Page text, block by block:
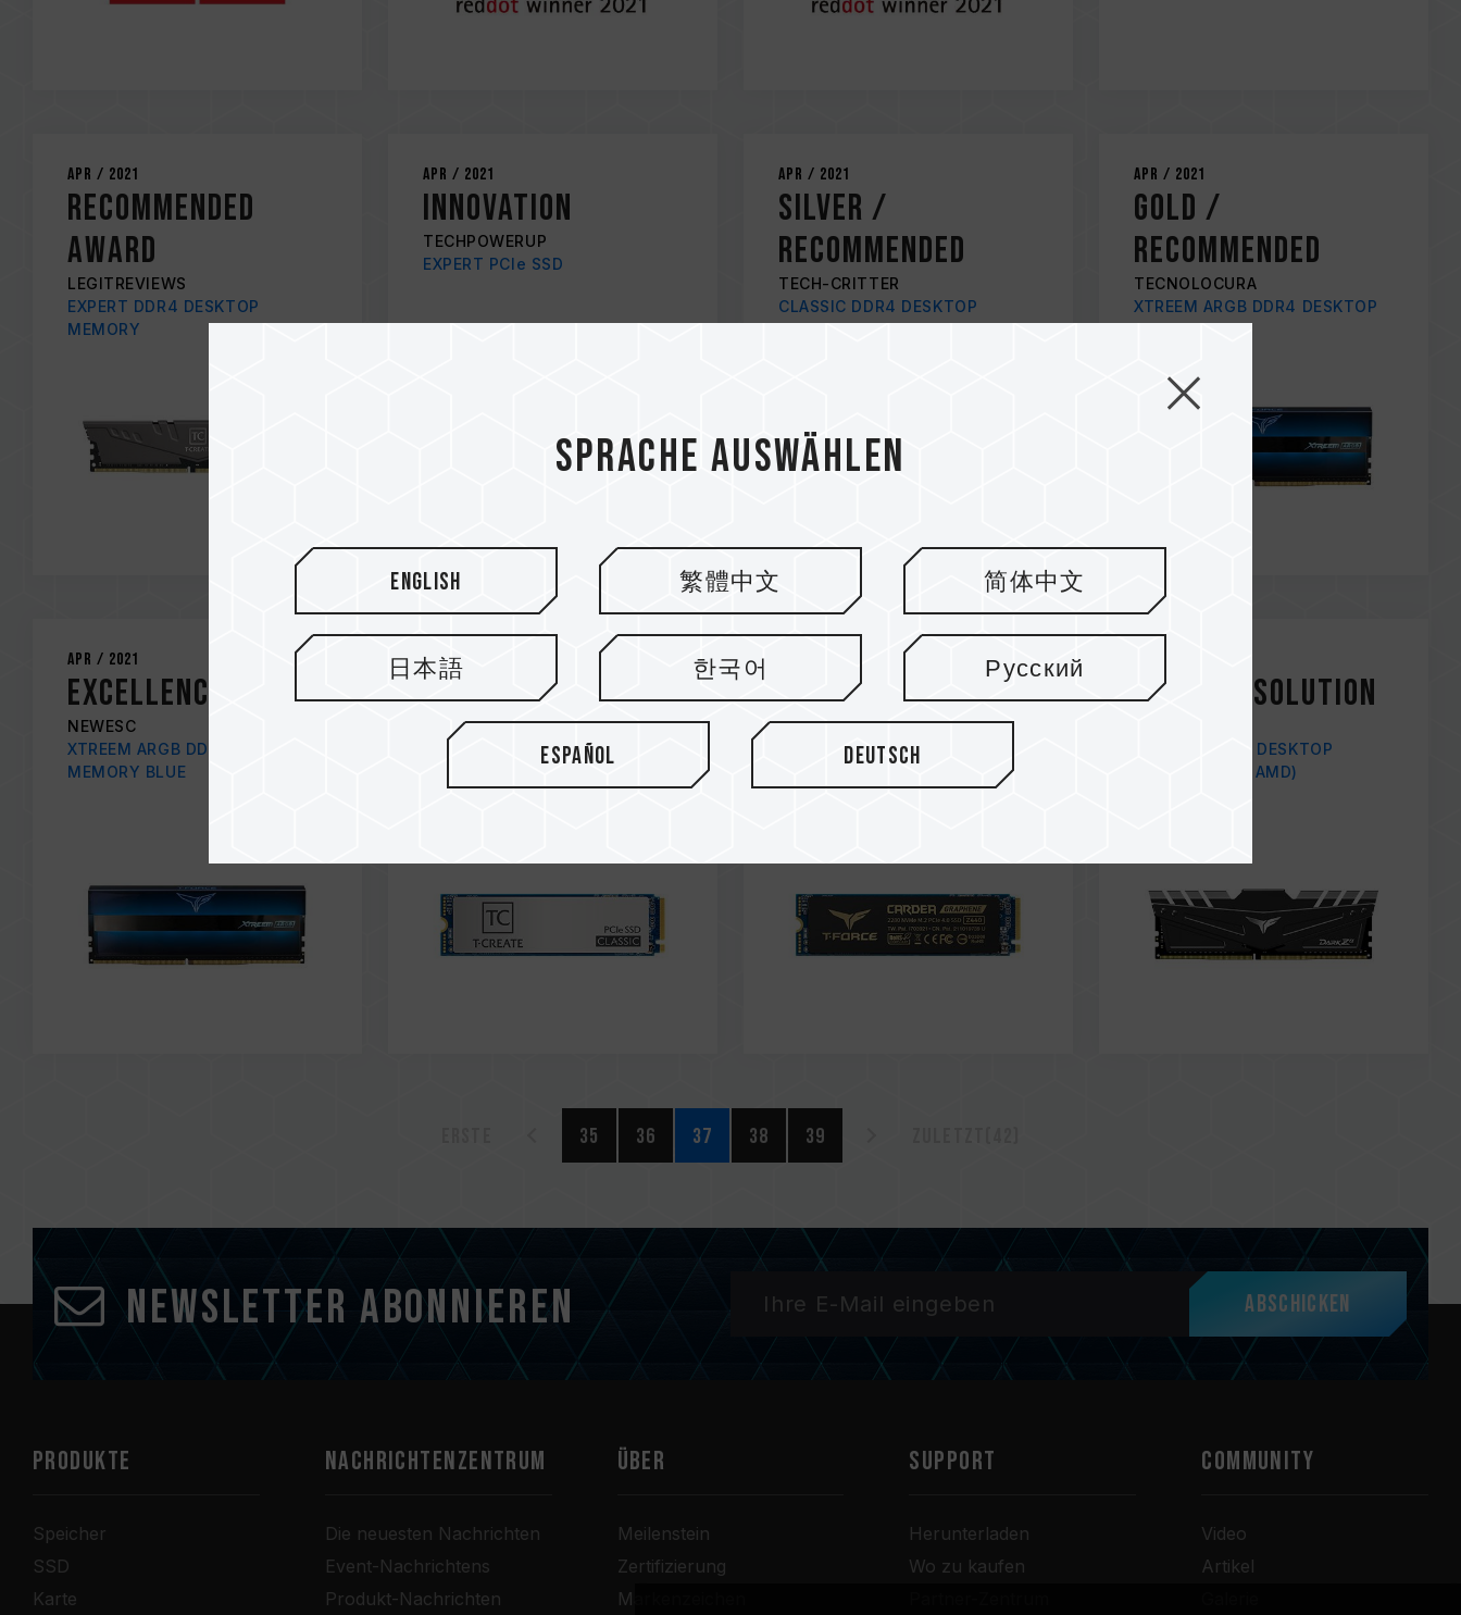
Apr / 2021
RECOMMENDED
AWARD
LEGITREVIEWS
EXPERT DDR4 DESKTOP
MEMORY
Apr / 2021
INNOVATION
TECHPOWERUP
EXPERT PCIe SSD
Apr / 2021
Silver /
RECOMMENDED
TECH-CRITTER
CLASSIC DDR4 DESKTOP
MEMORY
Apr / 2021
Gold /
RECOMMENDED
TECNOLOCURA
XTREEM ARGB DDR4 DESKTOP
MEMORY BLUE
Apr / 2021
Excellence
NEWESC
XTREEM ARGB DDR4 DESKTOP
MEMORY BLUE
Apr / 2021
RECOMMENDED
THESSDREVIEW
CLASSIC PCIe 4.0 SSD
Recommended
ITHARDWARE
CARDEA ZERO Z440 M.2 PCIe
Perfect solution
DARK Zα DDR4 DESKTOP
MEMORY (FOR AMD)
35 36 37 38 39
Newsletter abonnieren Abschicken
PRODUKTE
Speicher
SSD
Karte
Nachrichtenzentrum
Die neuesten Nachrichten
Event-Nachrichtens
Produkt-Nachrichten
Über
Meilenstein
Zertifizierung
Markenzeichen
SUPPORT
Herunterladen
Wo zu kaufen
COMMUNITY
Video
Artikel
Sprache auswählen
English 繁體中文 简体中文
日本語 한국어 Русский
Español Deutsch